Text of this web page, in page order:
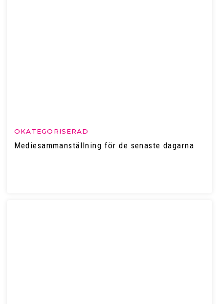
OKATEGORISERAD
Mediesammanställning för de senaste dagarna